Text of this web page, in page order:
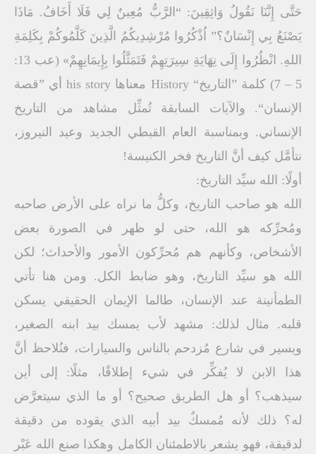
حَتَّى إِنَّنَا نَقُولُ وَاثِقِينَ: “الرَّبُّ مُعِينٌ لِي فَلَا أَخَافُ. مَاذَا
يَصْنَعُ بِي إِنْسَانٌ؟” اُذْكُرُوا مُرْشِدِيكُمُ الَّذِينَ كَلَّمُوكُمْ بِكَلِمَةِ
اللهِ. انْظُرُوا إِلَى نِهَايَةِ سِيرَتِهِمْ فَتَمَثَّلُوا بِإِيمَانِهِمْ» (عب 13:
5 – 7) كلمة ”التاريخ“ History معناها his story أي ”قصة
الإنسان“. والآيات السابقة تُمثِّل مشاهد من التاريخ
الإنساني. وبمناسبة العام القبطي الجديد وعيد النيروز،
نتأمَّل كيف أنَّ التاريخ فخر الكنيسة!
أولًا: الله سيِّد التاريخ:
الله هو صاحب التاريخ، وكلُّ ما نراه على الأرض صاحبه
ومُحرِّكه هو الله، حتى لو ظهر في الصورة بعض
الأشخاص، وكأنهم هم مُحرِّكون الأمور والأحداث؛ لكن
الله هو سيِّد التاريخ، وهو ضابط الكل. ومن هنا تأتي
الطمأنينة عند الإنسان، طالما الإيمان الحقيقي يسكن
قلبه. مثال لذلك: مشهد لأب يمسك بيد ابنه الصغير،
ويسير في شارع مُزدحم بالناس والسيارات، فنُلاحظ أنَّ
هذا الابن لا يُفكِّر في شيء إطلاقًا، مثلًا: إلى أين
سيذهب؟ أو هل الطريق صحيح؟ أو ما الذي سيتعرَّض
له؟ ذلك لأنه مُمسكٌ بيد أبيه الذي يقوده من دقيقة
لدقيقة، فهو يشعر بالاطمئنان الكامل وهكذا صنع الله عَبْر